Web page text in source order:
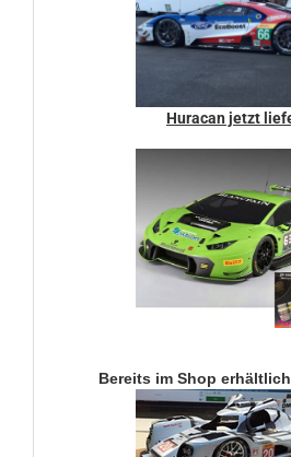
Huracan jetzt
Bereits im Shop